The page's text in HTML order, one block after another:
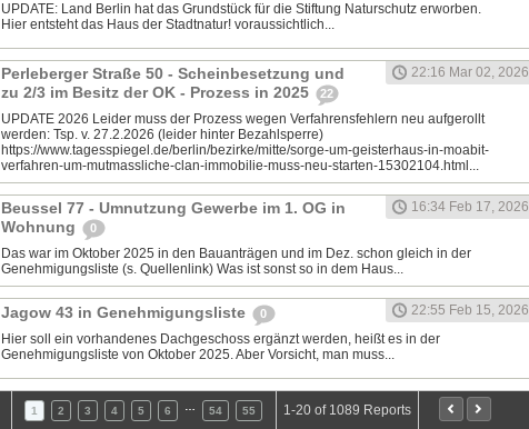
UPDATE: Land Berlin hat das Grundstück für die Stiftung Naturschutz erworben.
Hier entsteht das Haus der Stadtnatur! voraussichtlich...
Perleberger Straße 50 - Scheinbesetzung und
zu 2/3 im Besitz der OK - Prozess in 2025
22
22:16 Mar 02, 2026
UPDATE 2026 Leider muss der Prozess wegen Verfahrensfehlern neu aufgerollt
werden: Tsp. v. 27.2.2026 (leider hinter Bezahlsperre)
https://www.tagesspiegel.de/berlin/bezirke/mitte/sorge-um-geisterhaus-in-moabit-
verfahren-um-mutmassliche-clan-immobilie-muss-neu-starten-15302104.html...
Beussel 77 - Umnutzung Gewerbe im 1. OG in
Wohnung
0
16:34 Feb 17, 2026
Das war im Oktober 2025 in den Bauanträgen und im Dez. schon gleich in der
Genehmigungsliste (s. Quellenlink) Was ist sonst so in dem Haus...
Jagow 43 in Genehmigungsliste 0
22:55 Feb 15, 2026
Hier soll ein vorhandenes Dachgeschoss ergänzt werden, heißt es in der
Genehmigungsliste von Oktober 2025. Aber Vorsicht, man muss...
1 2 3 4 5 6 54 55 1-20 of 1089 Reports